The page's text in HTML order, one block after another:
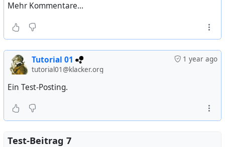
Mehr Kommentare...
1 year ago
Tutorial 01
tutorial01@klacker.org
Ein Test-Posting.
Test-Beitrag 7